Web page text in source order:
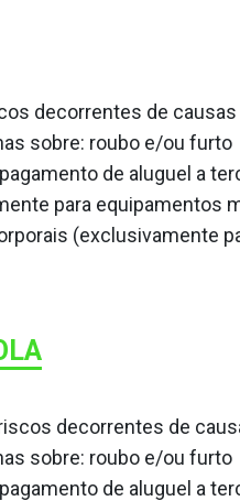
decorrentes de causas
sobre: roubo e/ou furto
de aluguel a
para equipamentos
(exclusivamente
decorrentes de
sobre: roubo e/ou furto
de aluguel a